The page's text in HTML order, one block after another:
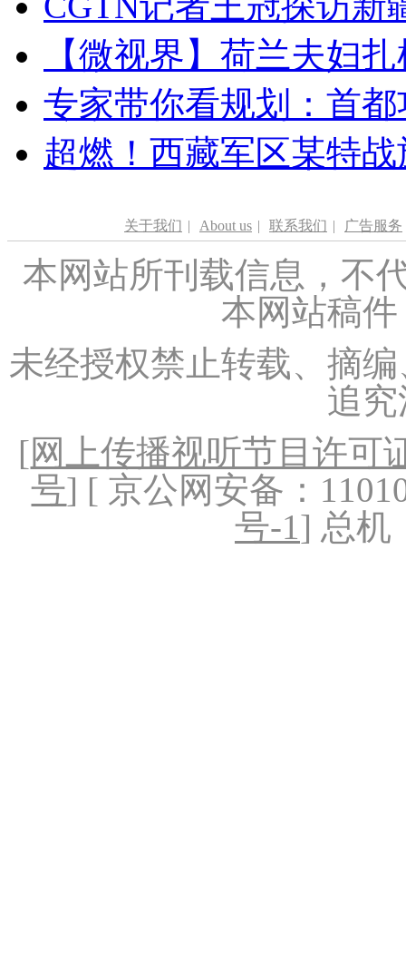
【微视界】荷兰夫妇
专家带你看规划：首
超燃！西藏军区某特
关于我们 | About us | 联系我们 | 广告服务
本网站所刊载信息，不
本网站稿
未经授权禁止转载、摘
追
[网上传播视听节目许可
号] [ 京公网安备：
号-1] 总机